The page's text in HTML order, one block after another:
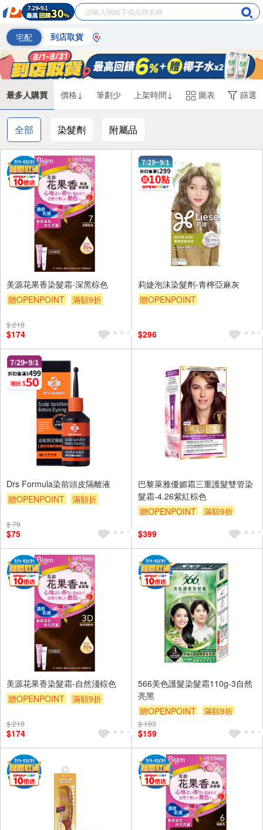
宅配 到店取貨
最多人購買 價格↓ 筆劃少 上架時間↓ 圖表 篩選
全部 染髮劑 附屬品
美源花果香染髮霜-深黑棕色
贈OPENPOINT
滿額9折
$ 218
$174
莉婕泡沫染髮劑-青檸亞麻灰
贈OPENPOINT
$296
Drs Formula染前頭皮隔離液
贈OPENPOINT
滿額折
$ 79
$75
巴黎萊雅優媚霜三重護髮雙管染
髮霜-4.26紫紅棕色
贈OPENPOINT
滿額9折
$399
美源花果香染髮霜-自然淺棕色
贈OPENPOINT
滿額9折
$ 218
$174
566美色護髮染髮霜110g-3自然
亮黑
贈OPENPOINT
滿額9折
贈$200
$ 193
$159